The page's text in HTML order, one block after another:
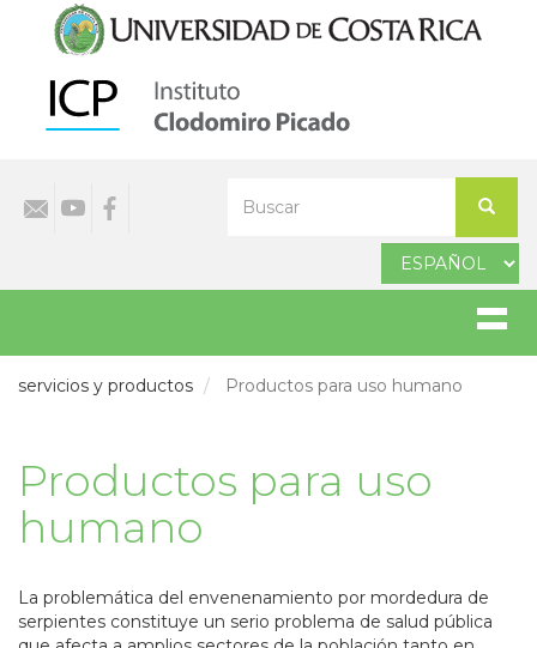
contenido
principal
Buscar
your
servicios y productos Productos para uso humano
Productos para uso
humano
La problemática del envenenamiento por mordedura de
serpientes constituye un serio problema de salud pública